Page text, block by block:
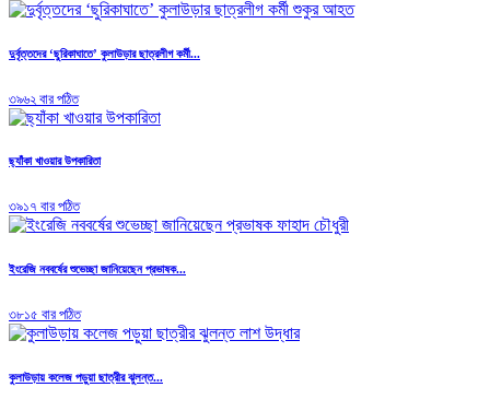
দুর্বৃত্তদের ‘ছুরিকাঘাতে’ কুলাউড়ার ছাত্রলীগ কর্মী...
৩৯৬২ বার পঠিত
ছ্যাঁকা খাওয়ার উপকারিতা
৩৯১৭ বার পঠিত
ইংরেজি নববর্ষের শুভেচ্ছা জানিয়েছেন প্রভাষক...
৩৮১৫ বার পঠিত
কুলাউড়ায় কলেজ পড়ুয়া ছাত্রীর ঝুলন্ত...